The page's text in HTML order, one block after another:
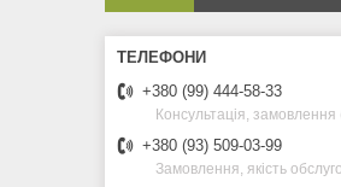
+380 (99) 444-58-33
Консультація, замовлення
+380 (93) 509-03-99
Замовлення, якість